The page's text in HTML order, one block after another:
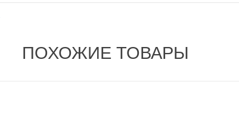
ПОХОЖИЕ ТОВАРЫ